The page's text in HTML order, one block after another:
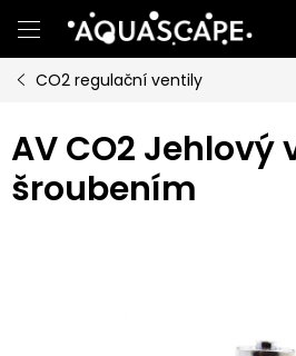
na
obsah
CO2 regulační ventily
AV CO2 Jehlový
šroubením